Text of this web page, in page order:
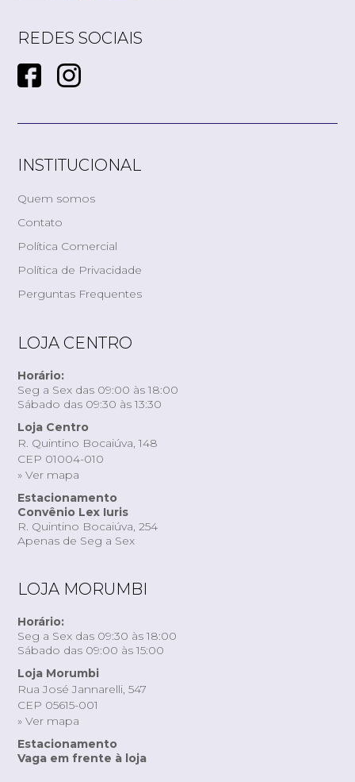
REDES SOCIAIS
INSTITUCIONAL
Quem somos
Contato
Política Comercial
Política de Privacidade
Perguntas Frequentes
LOJA CENTRO
Horário:
Seg a Sex das 09:00 às 18:00
Sábado das 09:30 às 13:30
Loja Centro
R. Quintino Bocaiúva, 148
CEP 01004-010
» Ver mapa
Estacionamento
Convênio Lex Iuris
R. Quintino Bocaiúva, 254
Apenas de Seg a Sex
LOJA MORUMBI
Horário:
Seg a Sex das 09:30 às 18:00
Sábado das 09:00 às 15:00
Loja Morumbi
Rua José Jannarelli, 547
CEP 05615-001
» Ver mapa
Estacionamento
Vaga em frente à loja